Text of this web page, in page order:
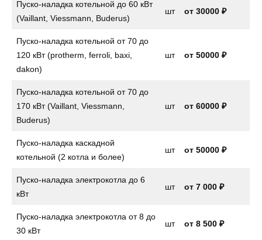
Пуско-наладка котельной до 60 кВт
(Vaillant, Viessmann, Buderus)
шт от 30000 ₽
Пуско-наладка котельной от 70 до
120 кВт (protherm, ferroli, baxi,
dakon)
шт от 50000 ₽
Пуско-наладка котельной от 70 до
170 кВт (Vaillant, Viessmann,
Buderus)
шт от 60000 ₽
Пуско-наладка каскадной
котельной (2 котла и более)
шт от 50000 ₽
Пуско-наладка электрокотла до 6
кВт
шт от 7 000 ₽
Пуско-наладка электрокотла от 8 до
30 кВт
шт от 8 500 ₽